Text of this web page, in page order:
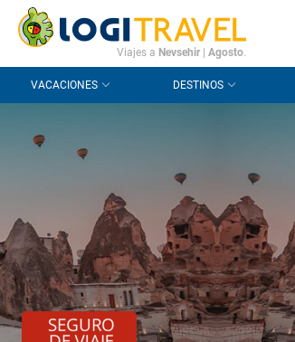
CONTACTO PREGUNTAS FRECUENTES
Viajes a Nevsehir| Agosto.
VACACIONES DESTINOS